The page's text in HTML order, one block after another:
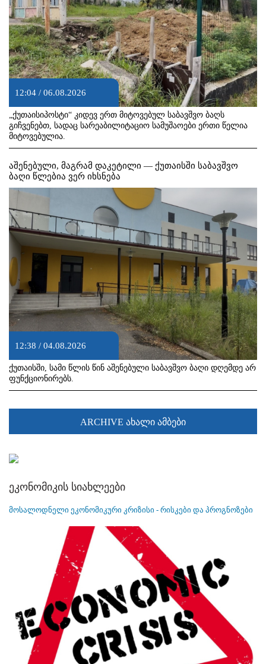
12:04 / 06.08.2026
„ქუთაისიპოსტი“ კიდევ ერთ მიტოვებულ საბავშვო ბაღს
გიჩვენებთ, სადაც სარეაბილიტაციო სამუშაოები ერთი წელია
მიტოვებულია.
აშენებული, მაგრამ დაკეტილი — ქუთაისში საბავშვო
ბაღი წლებია ვერ იხსნება
12:38 / 04.08.2026
ქუთაისში, სამი წლის წინ აშენებული საბავშვო ბაღი დღემდე არ
ფუნქციონირებს.
ARCHIVE ახალი ამბები
ეკონომიკის სიახლეები
მოსალოდნელი ეკონომიკური კრიზისი - რისკები და პროგნოზები